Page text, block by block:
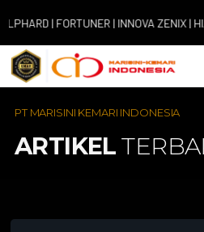
| FORTUNER | INNOVA ZENIX |
PT MARISINI KEMARI INDONESIA
ARTIKEL